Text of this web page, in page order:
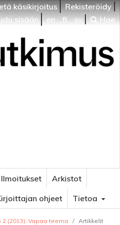
käsikirjoitus
Rekisteröidy
sisään
en fi sv Hae
Ilmoitukset
Arkistot
ohjeet Tietoa
2 (2013): Vapaa teema / Artikkelit